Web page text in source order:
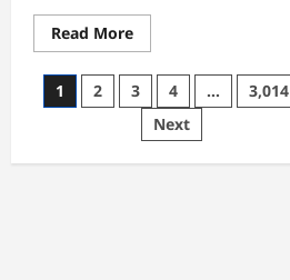
Read MoreRead
more
CG
:
समाज
एकजुटता
Posts
1 2 3 4 …
3,014
Next